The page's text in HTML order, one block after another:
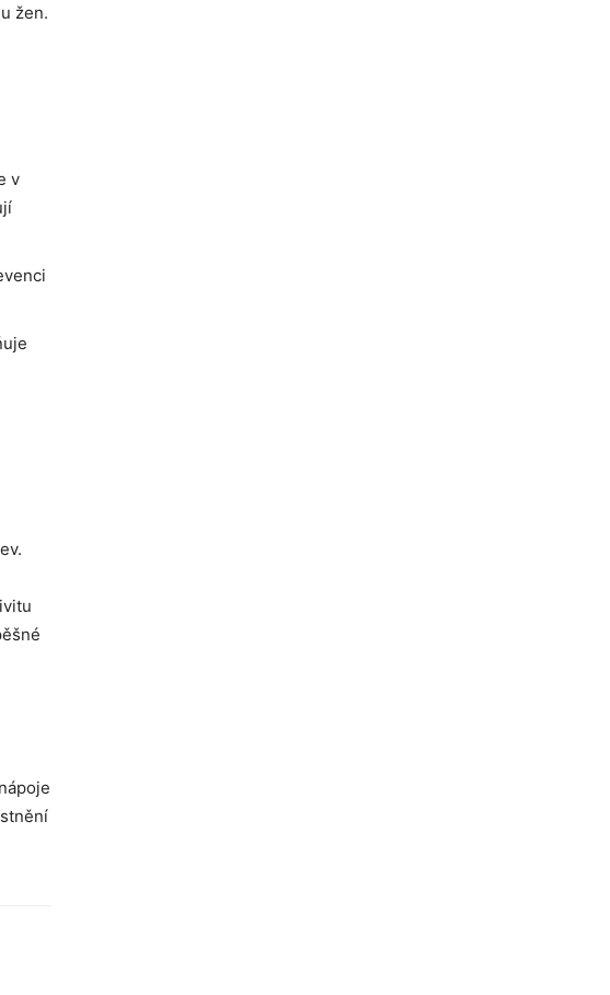
žen.
v